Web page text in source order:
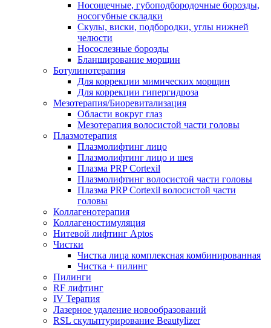
Носощечные, губоподбородочные борозды,
носогубные складки
Скулы, виски, подбородки, углы нижней
челюсти
Носослезные борозды
Бланширование морщин
Ботулинотерапия
Для коррекции мимических морщин
Для коррекции гипергидроза
Мезотерапия/Биоревитализация
Области вокруг глаз
Мезотерапия волосистой части головы
Плазмотерапия
Плазмолифтинг лицо
Плазмолифтинг лицо и шея
Плазма PRP Cortexil
Плазмолифтинг волосистой части головы
Плазма PRP Cortexil волосистой части
головы
Коллагенотерапия
Коллагеностимуляция
Нитевой лифтинг Aptos
Чистки
Чистка лица комплексная комбинированная
Чистка + пилинг
Пилинги
RF лифтинг
IV Терапия
Лазерное удаление новообразований
RSL скульптурирование Beautylizer